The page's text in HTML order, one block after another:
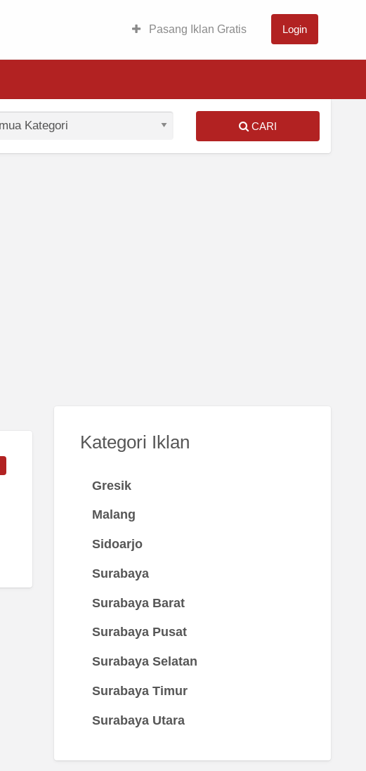
Pasang Iklan Gratis Login
CARI
Kategori Iklan
Gresik
Malang
Sidoarjo
Surabaya
Surabaya Barat
Surabaya Pusat
Surabaya Selatan
Surabaya Timur
Surabaya Utara